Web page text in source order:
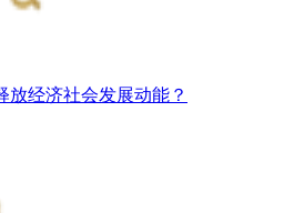
放经济社会发展动能？